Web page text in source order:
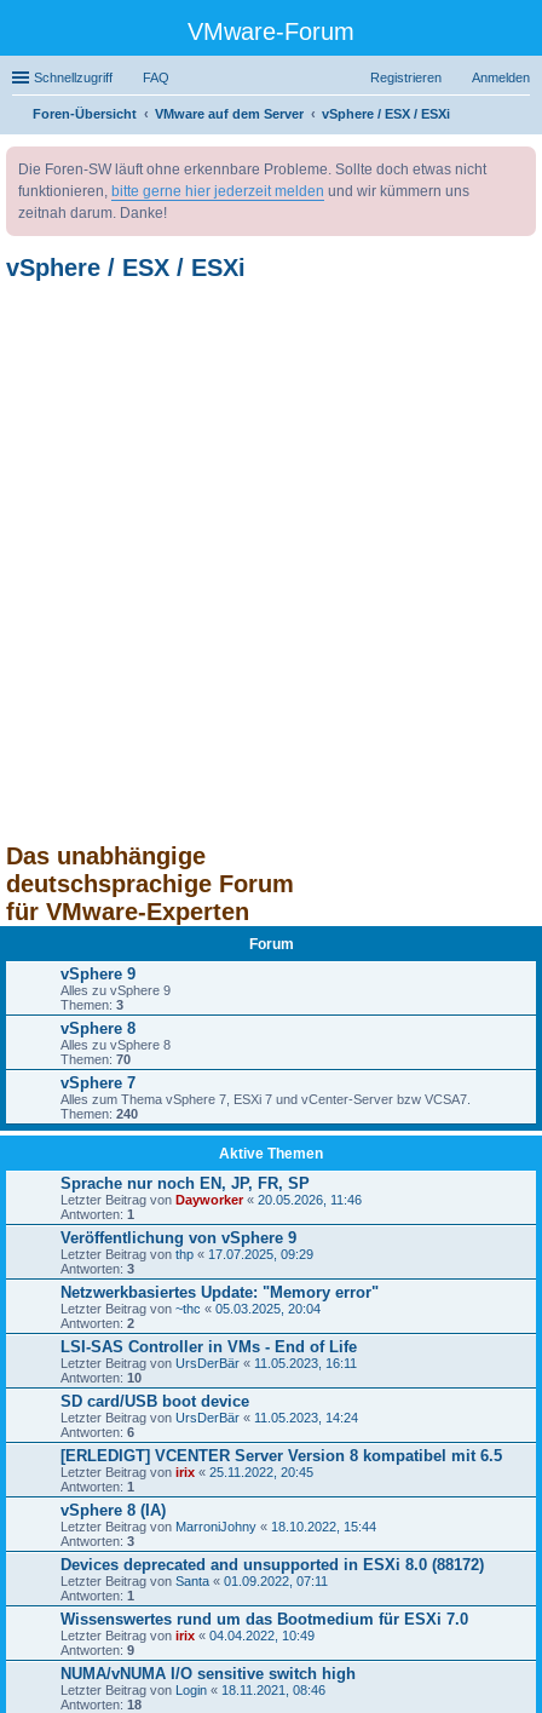
VMware-Forum
Schnellzugriff FAQ Anmelden
Registrieren
Foren-Übersicht VMware auf dem Server
vSphere / ESX / ESXi
Die Foren-SW läuft ohne erkennbare Probleme. Sollte doch etwas nicht
funktionieren, bitte gerne hier jederzeit melden und wir kümmern uns
zeitnah darum. Danke!
vSphere / ESX / ESXi
Das unabhängige
deutschsprachige Forum
für VMware-Experten
Forum
vSphere 9
Alles zu vSphere 9
Themen: 3
vSphere 8
Alles zu vSphere 8
Themen: 70
vSphere 7
Alles zum Thema vSphere 7, ESXi 7 und vCenter-Server bzw VCSA7.
Themen: 240
Aktive Themen
Sprache nur noch EN, JP, FR, SP
Letzter Beitrag von Dayworker« 20.05.2026, 11:46
Antworten: 1
Veröffentlichung von vSphere 9
Letzter Beitrag von thp « 17.07.2025, 09:29
Antworten: 3
Netzwerkbasiertes Update: "Memory error"
Letzter Beitrag von ~thc « 05.03.2025, 20:04
Antworten: 2
LSI-SAS Controller in VMs - End of Life
Letzter Beitrag von UrsDerBär « 11.05.2023, 16:11
Antworten: 10
SD card/USB boot device
Letzter Beitrag von UrsDerBär « 11.05.2023, 14:24
Antworten: 6
[ERLEDIGT] VCENTER Server Version 8 kompatibel mit 6.5
Letzter Beitrag von irix « 25.11.2022, 20:45
Antworten: 1
vSphere 8 (IA)
Letzter Beitrag von MarroniJohny « 18.10.2022, 15:44
Antworten: 3
Devices deprecated and unsupported in ESXi 8.0 (88172)
Letzter Beitrag von Santa « 01.09.2022, 07:11
Antworten: 1
Wissenswertes rund um das Bootmedium für ESXi 7.0
Letzter Beitrag von irix « 04.04.2022, 10:49
Antworten: 9
NUMA/vNUMA I/O sensitive switch high
Letzter Beitrag von Login « 18.11.2021, 08:46
Antworten: 18